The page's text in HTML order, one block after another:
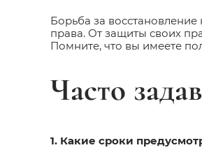
Борьба за
права. От защиты своих
Помните, что вы имеете
Часто
1. Какие сроки